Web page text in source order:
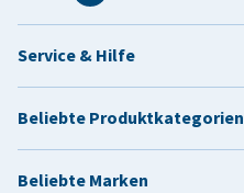
Service & Hilfe
Beliebte Produktkategorien
Beliebte Marken